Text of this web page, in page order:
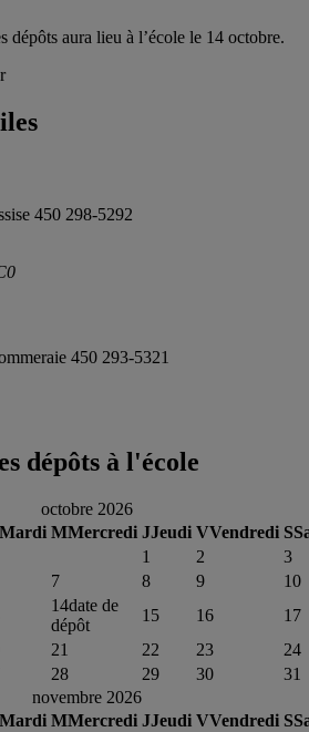
dépôts aura lieu à l’école le 14 octobre.
450 298-5292
450 293-5321
dépôts à l'école
octobre 2026
Mardi MMercredi JJeudi VVendredi S
1
2
3
7 8 9
10
14date de
dépôt
15 16
17
21 22 23
24
28 29 30
31
novembre 2026
Mardi MMercredi JJeudi VVendredi S